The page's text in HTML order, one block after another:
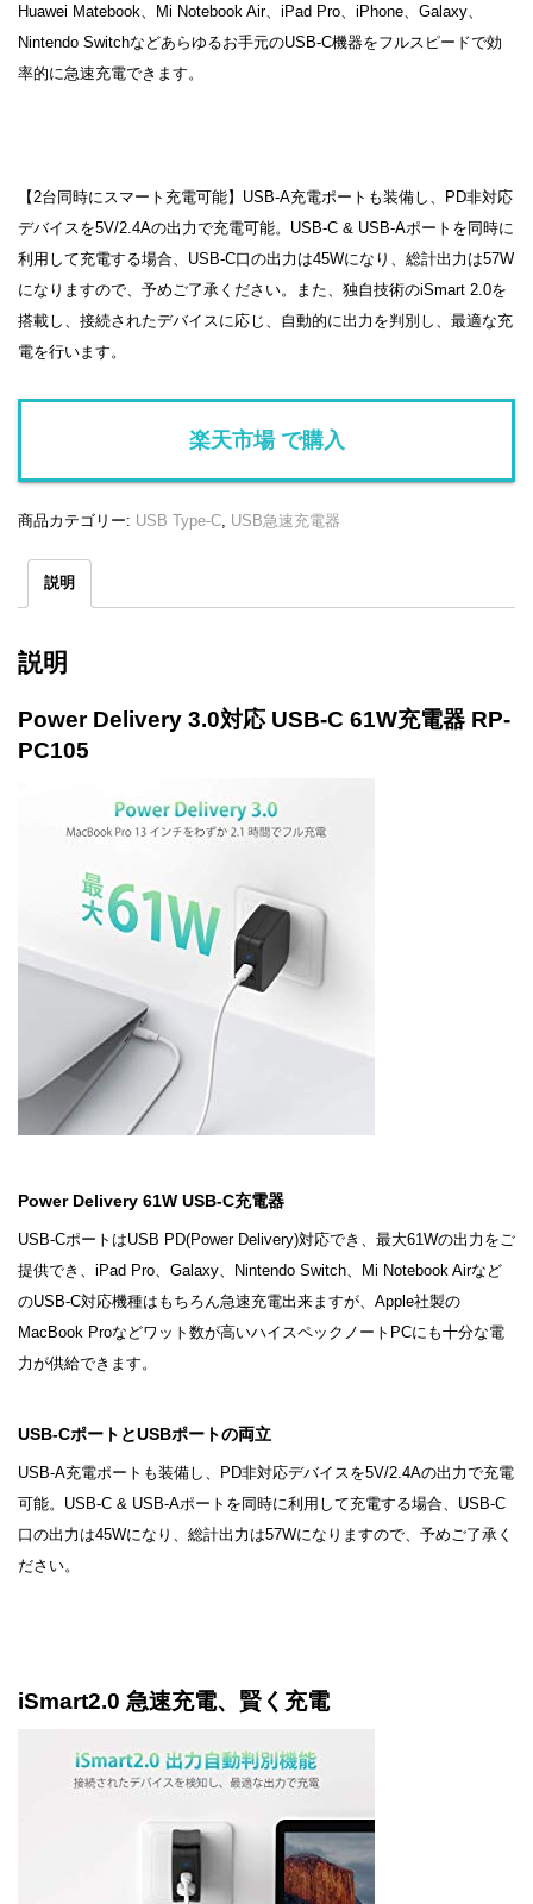
Huawei Matebook、Mi Notebook Air、iPad Pro、iPhone、Galaxy、
Nintendo Switchなどあらゆるお手元のUSB-C機器をフルスピードで効
率的に急速充電できます。
【2台同時にスマート充電可能】USB-A充電ポートも装備し、PD非対応
デバイスを5V/2.4Aの出力で充電可能。USB-C & USB-Aポートを同時に
利用して充電する場合、USB-C口の出力は45Wになり、総計出力は57W
になりますので、予めご了承ください。また、独自技術のiSmart 2.0を
搭載し、接続されたデバイスに応じ、自動的に出力を判別し、最適な充
電を行います。
楽天市場 で購入
商品カテゴリー: USB Type-C USB急速充電器
説明
説明
Power Delivery 3.0対応 USB-C 61W充電器 RP-
PC105
Power Delivery 61W USB-C充電器
USB-CポートはUSB PD(Power Delivery)対応でき、最大61Wの出力をご
提供でき、iPad Pro、Galaxy、Nintendo Switch、Mi Notebook Airなど
のUSB-C対応機種はもちろん急速充電出来ますが、Apple社製の
MacBook Proなどワット数が高いハイスペックノートPCにも十分な電
力が供給できます。
USB-CポートとUSBポートの両立
USB-A充電ポートも装備し、PD非対応デバイスを5V/2.4Aの出力で充電
可能。USB-C & USB-Aポートを同時に利用して充電する場合、USB-C
口の出力は45Wになり、総計出力は57Wになりますので、予めご了承く
ださい。
iSmart2.0 急速充電、賢く充電